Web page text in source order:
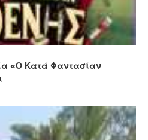
«Ο Κατά Φαντασίαν